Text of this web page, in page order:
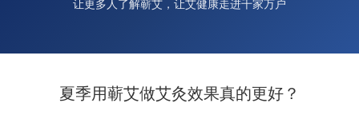
夏季用蕲艾做艾灸效果真的更好？